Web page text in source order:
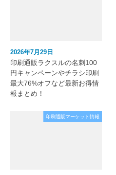
2026年7月29日
印刷通販ラクスルの名刺100
円キャンペーンやチラシ印刷
最大76%オフなど最新お得情
報まとめ！
印刷通販マーケット情報